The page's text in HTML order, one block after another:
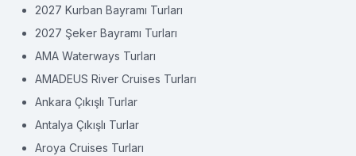
2027 Kurban Bayramı Turları
2027 Şeker Bayramı Turları
AMA Waterways Turları
AMADEUS River Cruises Turları
Ankara Çıkışlı Turlar
Antalya Çıkışlı Turlar
Aroya Cruises Turları